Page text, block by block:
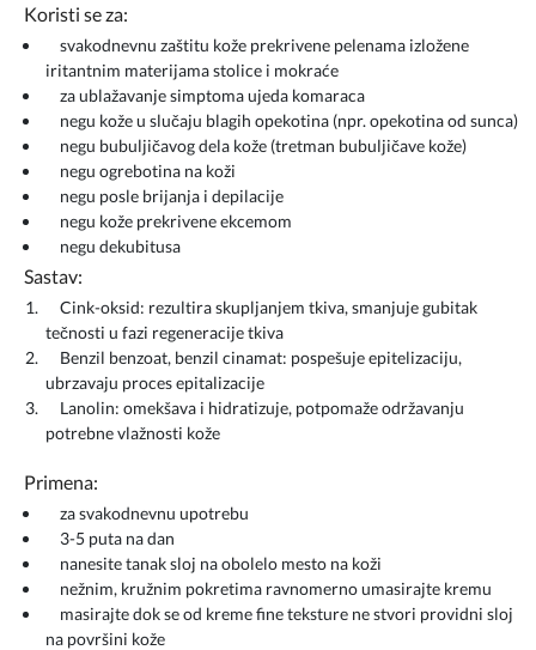
Koristi se za:
svakodnevnu zaštitu kože prekrivene pelenama izložene
iritantnim materijama stolice i mokraće
za ublažavanje simptoma ujeda komaraca
negu kože u slučaju blagih opekotina (npr. opekotina od sunca)
negu bubuljičavog dela kože (tretman bubuljičave kože)
negu ogrebotina na koži
negu posle brijanja i depilacije
negu kože prekrivene ekcemom
negu dekubitusa
Sastav:
Cink-oksid: rezultira skupljanjem tkiva, smanjuje gubitak
tečnosti u fazi regeneracije tkiva
Benzil benzoat, benzil cinamat: pospešuje epitelizaciju,
ubrzavaju proces epitalizacije
Lanolin: omekšava i hidratizuje, potpomaže održavanju
potrebne vlažnosti kože
Primena:
za svakodnevnu upotrebu
3-5 puta na dan
nanesite tanak sloj na obolelo mesto na koži
nežnim, kružnim pokretima ravnomerno umasirajte kremu
masirajte dok se od kreme fine teksture ne stvori providni sloj
na površini kože